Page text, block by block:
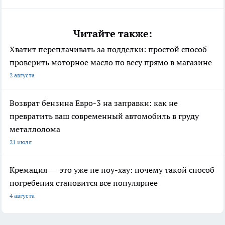
Читайте также:
Хватит переплачивать за подделки: простой способ
проверить моторное масло по весу прямо в магазине
2 августа
Возврат бензина Евро-3 на заправки: как не
превратить ваш современный автомобиль в груду
металлолома
21 июля
Кремация — это уже не ноу-хау: почему такой способ
погребения становится все популярнее
4 августа